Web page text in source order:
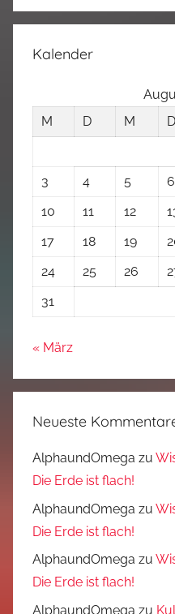
Kalender
M
D M D
3
4 5 6
10
11 12
17
18 19
24
25 26
31
« März
Neueste
AlphaundOmega zu
Die Erde ist flach!
AlphaundOmega zu
Die Erde ist flach!
AlphaundOmega zu
Die Erde ist flach!
AlphaundOmega zu